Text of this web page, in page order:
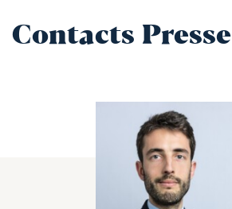
Contacts Presse